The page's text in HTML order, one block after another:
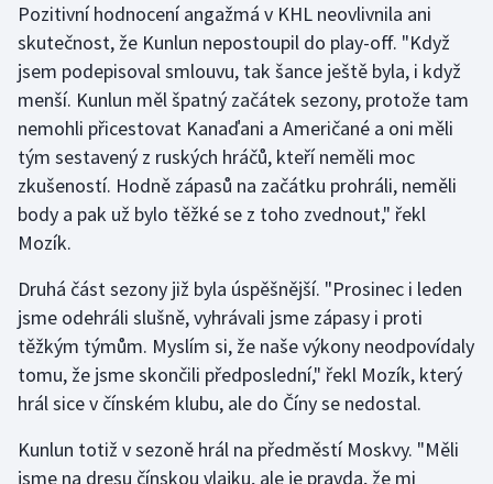
Olympijské hry
Parasport
Plavání
Plážový volejbal
Ragby
Rychlobruslení
Rychlostní kanoistika
Short track
Sportovní střelba
Pozitivní hodnocení angažmá v KHL neovlivnila ani
skutečnost, že Kunlun nepostoupil do play-off. "Když
jsem podepisoval smlouvu, tak šance ještě byla, i když
menší. Kunlun měl špatný začátek sezony, protože tam
nemohli přicestovat Kanaďani a Američané a oni měli
tým sestavený z ruských hráčů, kteří neměli moc
zkušeností. Hodně zápasů na začátku prohráli, neměli
body a pak už bylo těžké se z toho zvednout," řekl
Mozík.
Druhá část sezony již byla úspěšnější. "Prosinec i leden
jsme odehráli slušně, vyhrávali jsme zápasy i proti
těžkým týmům. Myslím si, že naše výkony neodpovídaly
tomu, že jsme skončili předposlední," řekl Mozík, který
hrál sice v čínském klubu, ale do Číny se nedostal.
Kunlun totiž v sezoně hrál na předměstí Moskvy. "Měli
jsme na dresu čínskou vlajku, ale je pravda, že mi